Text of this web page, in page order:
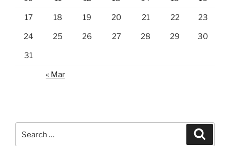
17 18 19 20 21 22 23
24 25 26 27 28 29 30
31
« Mar
for: